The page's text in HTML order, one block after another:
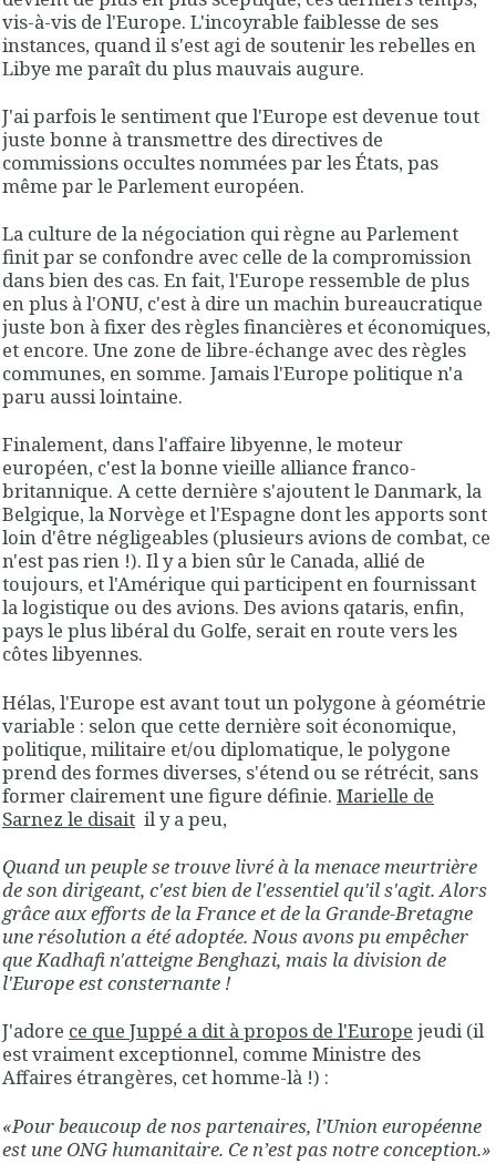
vis-à-vis de l'Europe. L'incoyrable faiblesse de ses
instances, quand il s'est agi de soutenir les rebelles en
Libye me paraît du plus mauvais augure.
J'ai parfois le sentiment que l'Europe est devenue tout
juste bonne à transmettre des directives de
commissions occultes nommées par les États, pas
même par le Parlement européen.
La culture de la négociation qui règne au Parlement
finit par se confondre avec celle de la compromission
dans bien des cas. En fait, l'Europe ressemble de plus
en plus à l'ONU, c'est à dire un machin bureaucratique
juste bon à fixer des règles financières et économiques,
et encore. Une zone de libre-échange avec des règles
communes, en somme. Jamais l'Europe politique n'a
paru aussi lointaine.
Finalement, dans l'affaire libyenne, le moteur
européen, c'est la bonne vieille alliance franco-
britannique. A cette dernière s'ajoutent le Danmark, la
Belgique, la Norvège et l'Espagne dont les apports sont
loin d'être négligeables (plusieurs avions de combat, ce
n'est pas rien !). Il y a bien sûr le Canada, allié de
toujours, et l'Amérique qui participent en fournissant
la logistique ou des avions. Des avions qataris, enfin,
pays le plus libéral du Golfe, serait en route vers les
côtes libyennes.
Hélas, l'Europe est avant tout un polygone à géométrie
variable : selon que cette dernière soit économique,
politique, militaire et/ou diplomatique, le polygone
prend des formes diverses, s'étend ou se rétrécit, sans
former clairement une figure définie. Marielle de
Sarnez le disait il y a peu,
Quand un peuple se trouve livré à la menace meurtrière
de son dirigeant, c'est bien de l'essentiel qu'il s'agit. Alors
grâce aux efforts de la France et de la Grande-Bretagne
une résolution a été adoptée. Nous avons pu empêcher
que Kadhafi n'atteigne Benghazi, mais la division de
l'Europe est consternante !
J'adore ce que Juppé a dit à propos de l'Europe jeudi (il
est vraiment exceptionnel, comme Ministre des
Affaires étrangères, cet homme-là !) :
«Pour beaucoup de nos partenaires, l’Union européenne
est une ONG humanitaire. Ce n’est pas notre conception.»